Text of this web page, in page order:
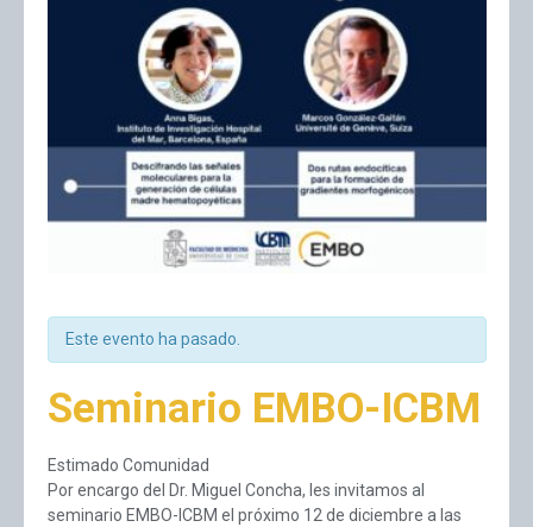
Este evento ha pasado.
Seminario EMBO-ICBM
Estimado Comunidad
Por encargo del Dr. Miguel Concha, les invitamos al
seminario EMBO-ICBM el próximo 12 de diciembre a las